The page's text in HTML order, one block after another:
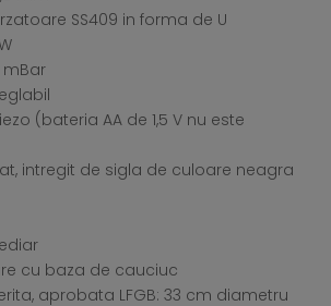
SS409 in forma de U
mBar
(bateria AA de 1,5 V nu este
intregit de sigla de culoare neagra
cu baza de cauciuc
aprobata LFGB: 33 cm diametru